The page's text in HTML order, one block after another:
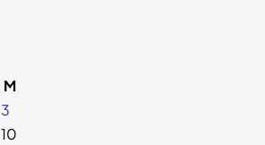
M
3
10